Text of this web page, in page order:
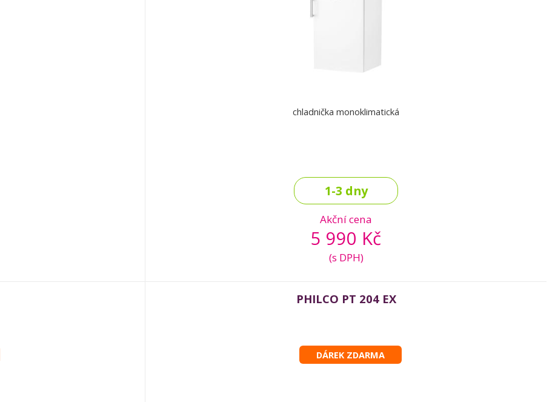
chladnička monoklimatická
1-3 dny
Akční cena
5 990 Kč
(s DPH)
PHILCO PT 204 EX
DÁREK ZDARMA